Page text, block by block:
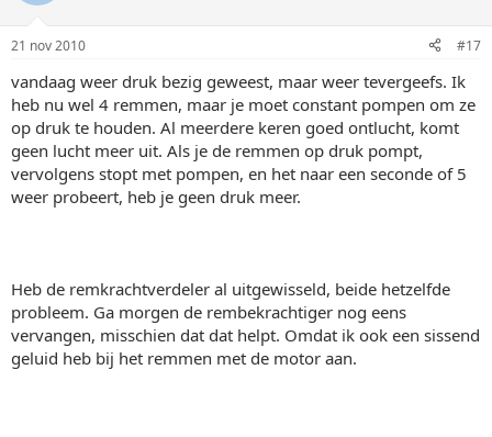
21 nov 2010 #17
vandaag weer druk bezig geweest, maar weer tevergeefs. Ik
heb nu wel 4 remmen, maar je moet constant pompen om ze
op druk te houden. Al meerdere keren goed ontlucht, komt
geen lucht meer uit. Als je de remmen op druk pompt,
vervolgens stopt met pompen, en het naar een seconde of 5
weer probeert, heb je geen druk meer.
Heb de remkrachtverdeler al uitgewisseld, beide hetzelfde
probleem. Ga morgen de rembekrachtiger nog eens
vervangen, misschien dat dat helpt. Omdat ik ook een sissend
geluid heb bij het remmen met de motor aan.